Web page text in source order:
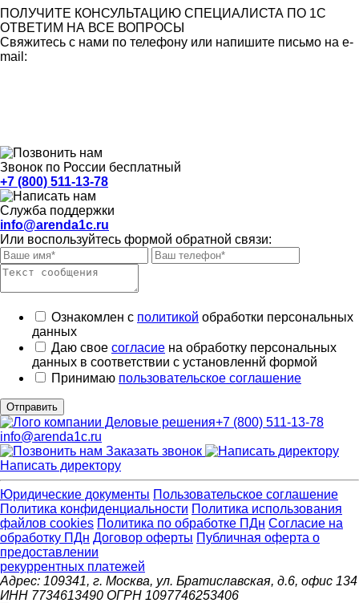
ПОЛУЧИТЕ КОНСУЛЬТАЦИЮ СПЕЦИАЛИСТА ПО 1С
ОТВЕТИМ НА ВСЕ ВОПРОСЫ
Свяжитесь с нами по телефону или напишите письмо на e-
mail:
Звонок по России бесплатный
+7 (800) 511-13-78
Служба поддержки
info@arenda1c.ru
Или воспользуйтесь формой обратной связи:
Ознакомлен с политикой обработки персональных
данных
Даю свое согласие на обработку персональных
данных в соответствии с установленнй формой
Принимаю пользовательское соглашение
Отправить
+7 (800) 511-13-78
info@arenda1c.ru
Заказать звонок
Написать директору
Юридические документы Пользовательское соглашение
Политика конфиденциальности Политика использования
файлов cookies Политика по обработке ПДн Cогласие на
обработку ПДн Договор оферты Публичная оферта о
предоставлении
рекуррентных платежей
Адрес: 109341, г. Москва, ул. Братиславская, д.6, офис 134
ИНН 7734613490 ОГРН 1097746253406